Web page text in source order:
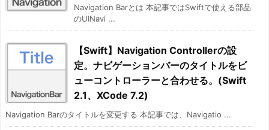
Navigation Barとは 本記事ではSwiftで使える部品
のUINavi ...
【Swift】Navigation Controllerの設
定。ナビゲーションバーのタイトルをビ
ューコントローラーと合わせる。(Swift
2.1、XCode 7.2)
Navigation Barのタイトルを変更する 本記事では、Navigatio ...